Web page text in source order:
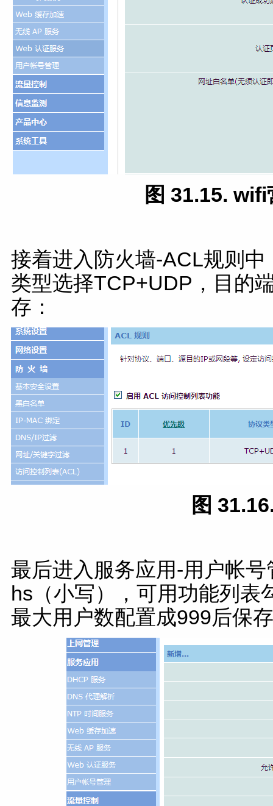
图 31.15.
接着进入防火墙-ACL规则
类型选择TCP+UDP，目的
存：
图
最后进入服务应用-用户帐
hs（小写），可用功能列表
最大用户数配置成999后保存